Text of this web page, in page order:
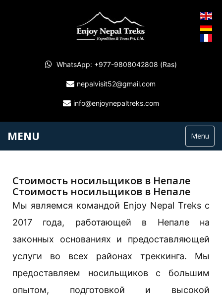
WhatsApp: +977-9808042808 (Ras)
nepalvisit52@gmail.com
info@enjoynepaltreks.com
MENU Menu
Стоимость носильщиков в Непале
Стоимость носильщиков в Непале
Мы являемся командой Enjoy Nepal Treks с
2017 года, работающей в Непале на
законных основаниях и предоставляющей
услуги во всех районах треккинга. Мы
предоставляем носильщиков с большим
опытом, подготовкой и высокой